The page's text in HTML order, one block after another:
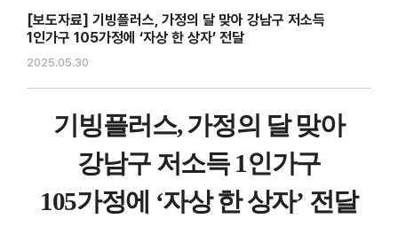
[보도자료] 기빙플러스, 가정의 달 맞아 강남구 저소득
1인가구 105가정에 ‘자상 한 상자’ 전달
2025.05.30
기빙플러스,가정의 달 맞아
강남구 저소득 1인가구
105가정에 ‘자상 한 상자’ 전달